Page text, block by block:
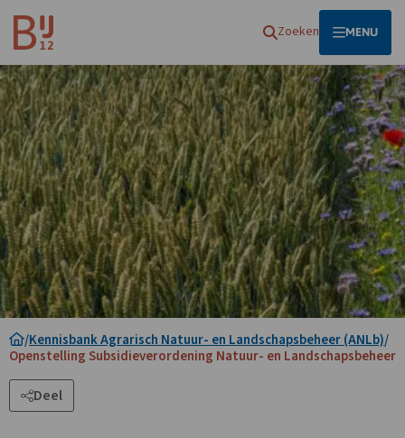
Homepagina Zoeken OPEN
MENU
/Kennisbank Agrarisch Natuur- en Landschapsbeheer (ANLb)/
Openstelling Subsidieverordening Natuur- en Landschapsbeheer
Deel